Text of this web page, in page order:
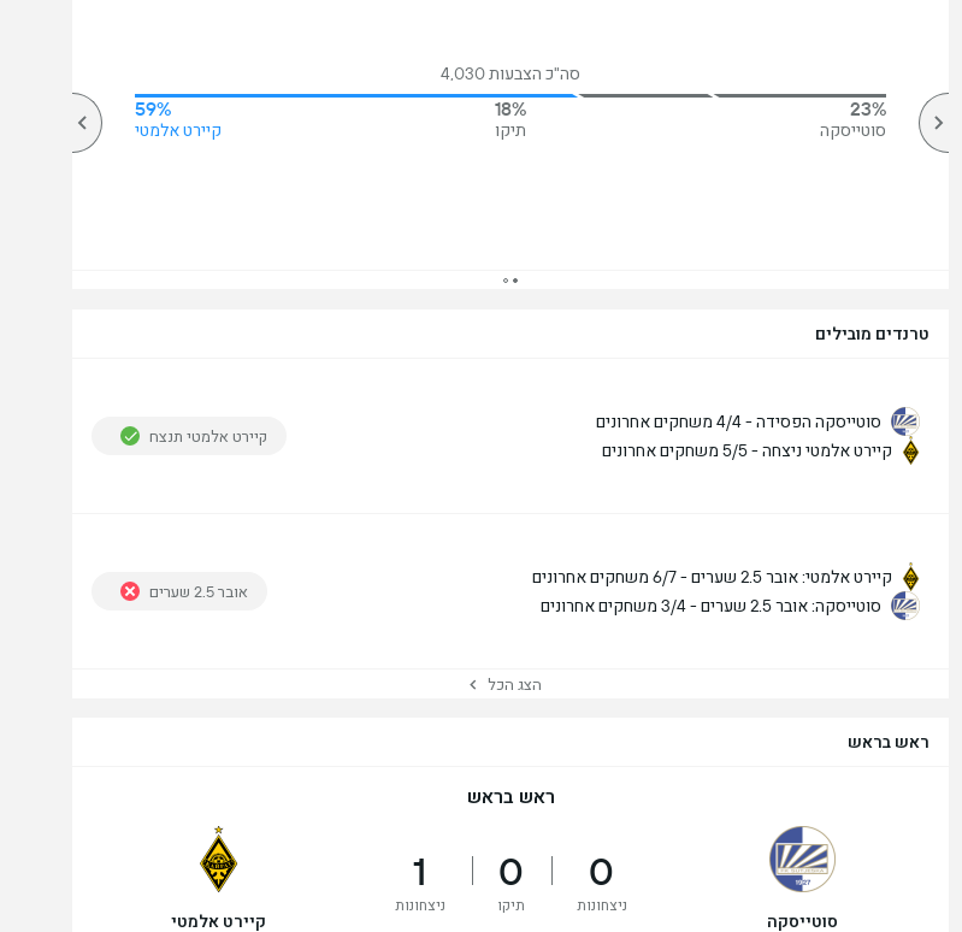
סה"כ הצבעות 4,030
23%
סוטייסקה
18%
תיקו
59%
קיירט אלמטי
טרנדים מובילים
סוטייסקה הפסידה - 4/4 משחקים אחרונים
קיירט אלמטי ניצחה - 5/5 משחקים אחרונים
קיירט אלמטי תנצח
קיירט אלמטי: אובר 2.5 שערים - 6/7 משחקים אחרונים
סוטייסקה: אובר 2.5 שערים - 3/4 משחקים אחרונים
אובר 2.5 שערים
הצג הכל
ראש בראש
ראש בראש
סוטייסקה
0
ניצחונות
0
תיקו
1
ניצחונות
קיירט אלמטי